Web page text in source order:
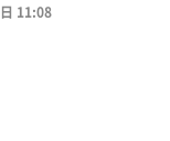
11:08